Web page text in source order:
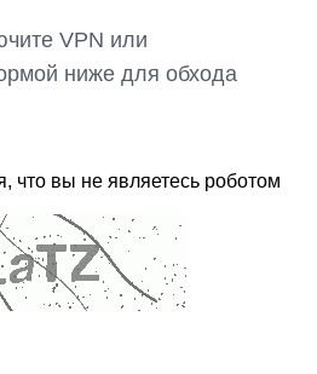
VPN или
ниже для обхода
что вы не являетесь роботом